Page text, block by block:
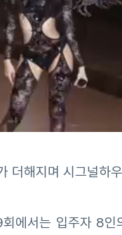
더해지며 시그널하
에서는 입주자 8